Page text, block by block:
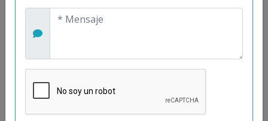
Prieto, Antonio
Mora
Gutiérrez, José
PUBLICACIONES